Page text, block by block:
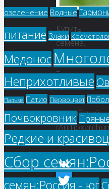
Купить
семена,
растение
–
Душистый
колосок
альпийский
alpinum)
VK
озеленение Водные
питание Злаки
Медонос
Неприхотливые
Пальма Патио Первоцвет
Почвокровник
Редкие и
Сбор
семян:Россия - юг